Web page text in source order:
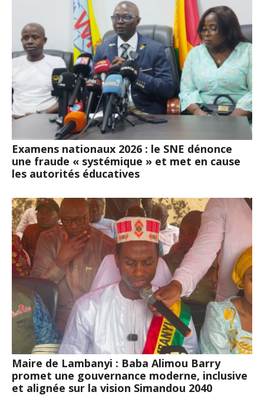
Examens nationaux 2026 : le SNE dénonce
une fraude « systémique » et met en cause
les autorités éducatives
Maire de Lambanyi : Baba Alimou Barry
promet une gouvernance moderne, inclusive
et alignée sur la vision Simandou 2040